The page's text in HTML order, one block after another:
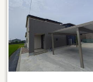
ースまで幅広く活用
備わっており、ファ
なっています。物件